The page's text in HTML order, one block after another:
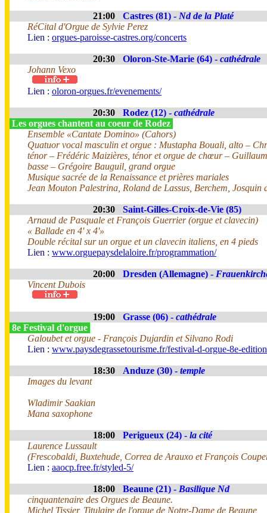
21:00 Castres (81) - Nd de la Platé
RéCital d'Orgue de Sylvie Perez
Lien : orgues-paroisse-castres.org/concerts
20:30 Oloron-Ste-Marie (64) - cathédrale
Johann Vexo
Lien : oloron-orgues.fr/evenements/
20:30 Rodez (12) - cathédrale
Les orgues chantent au coeur de Rodez
Ensemble «Cantate Domino» (Cahors)
Quatuor vocal masculin et orgue : Mustapha Bouali, alto –
ténor – Frédéric Maizières, ténor et orgue de chœur –
basse – Grégoire Bauguil, grand orgue
Musique sacrée de la Renaissance et prières mariales
Jean Mouton Palestrina, Roland de Lassus, Berchem, Josquin
20:30
Saint-Gilles-Croix-de-Vie (85)
Arnaud de Pasquale et François Guerrier (orgue et clavecin)
« Ballade en 4' x 4'»
Double récital sur un orgue et un clavecin italiens, en 4 pieds
Lien : www.orguepaysdelaloire.fr/programmation/
20:00 Dresden (Allemagne) -
Vincent Dubois
19:00 Grasse (06) - cathédrale
8e Festival d'orgue
Galoubet et orgue - François Dujardin et Silvano Rodi
Lien : www.paysdegrassetourisme.fr/festival-d-orgue-8e-
18:30 Anduze (30) - temple
Images du levant
Wladimir Saakian
Mana saxophone
18:00 Perigueux (24) - la cité
Laurence Lussault
(Frescobaldi, Buxtehude, Correa de Arauxo et François
Lien : aaocp.free.fr/styled-5/
18:00 Beaune (21) - Basilique Nd
cinquantenaire des Orgues de Beaune.
Michel Tissier, Titulaire de l'orgue de Notre-Dame de Beaune